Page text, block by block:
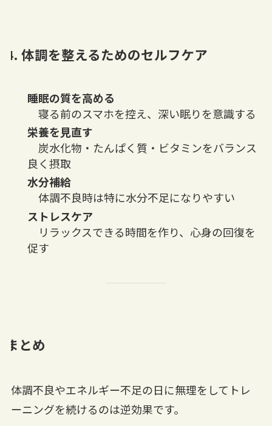
4. 体調を整えるためのセルフケア
睡眠の質を高める
寝る前のスマホを控え、深い眠りを意識する
栄養を見直す
炭水化物・たんぱく質・ビタミンをバランス
良く摂取
水分補給
体調不良時は特に水分不足になりやすい
ストレスケア
リラックスできる時間を作り、心身の回復を
促す
まとめ
体調不良やエネルギー不足の日に無理をしてトレ
ーニングを続けるのは逆効果です。